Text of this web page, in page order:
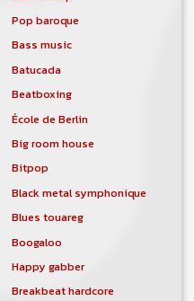
Pop baroque
Bass music
Batucada
Beatboxing
École de Berlin
Big room house
Bitpop
Black metal symphonique
Blues touareg
Boogaloo
Happy gabber
Breakbeat hardcore